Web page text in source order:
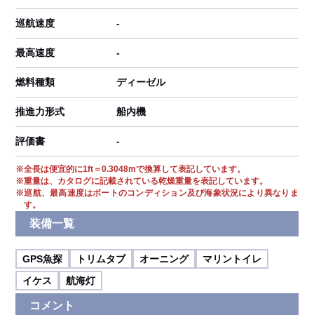
巡航速度 -
最高速度 -
燃料種類 ディーゼル
推進力形式 船内機
評価書 -
※全長は便宜的に1ft＝0.3048mで換算して表記しています。
※重量は、カタログに記載されている乾燥重量を表記しています。
※巡航、最高速度はボートのコンディション及び海象状況により異なりま
す。
装備一覧
GPS魚探 トリムタブ オーニング
マリントイレ
イケス
航海灯
コメント